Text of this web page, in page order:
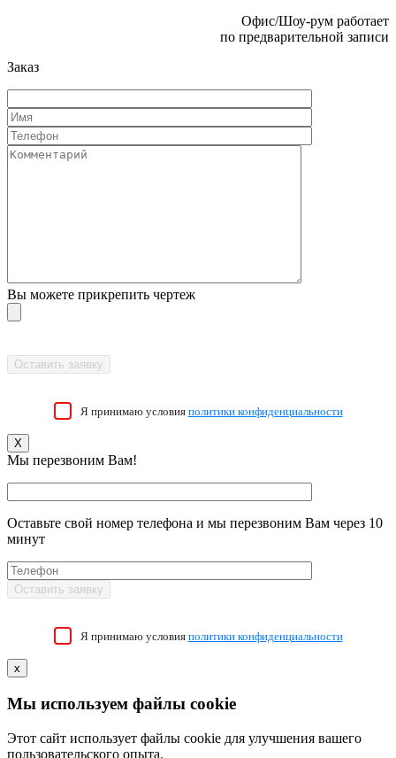
Офис/Шоу-рум работает
по предварительной записи
Заказ
Вы можете прикрепить чертеж
Я принимаю условия политики конфиденциальности
X
Мы перезвоним Вам!
Оставьте свой номер телефона и мы перезвоним Вам через 10
минут
Я принимаю условия политики конфиденциальности
x
Мы используем файлы cookie
Этот сайт использует файлы cookie для улучшения вашего
пользовательского опыта.